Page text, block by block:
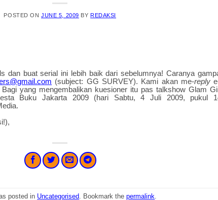
POSTED ONJUNE 5, 2009 BYREDAKSI
dan buat serial ini lebih baik dari sebelumnya! Caranya
(subject: GG SURVEY). Kami akan me-reply
yang mengembalikan kuesioner itu pas talkshow Glam
Buku Jakarta 2009 (hari Sabtu, 4 Juli 2009, pukul
posted in Uncategorised . Bookmark thepermalink